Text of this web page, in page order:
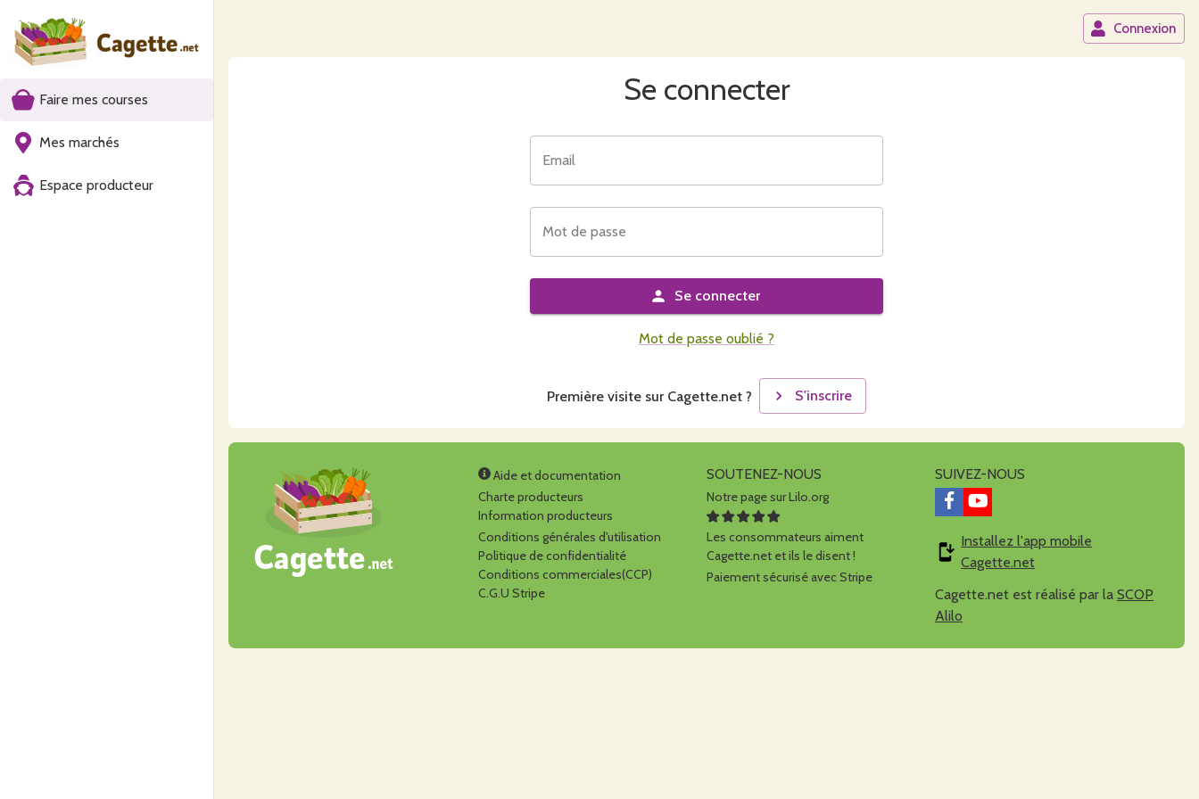
Faire mes courses
Mes marchés
Espace producteur
Connexion
Se connecter
Email
Mot de passe
Se connecter
Mot de passe oublié ?
Première visite sur Cagette.net ? S'inscrire
Aide et documentation
Charte producteurs
Information producteurs
Conditions générales d'utilisation
Politique de confidentialité
Conditions commerciales(CCP)
C.G.U Stripe
SOUTENEZ-NOUS
Notre page sur Lilo.org
Les consommateurs aiment
Cagette.net et ils le disent !
Paiement sécurisé avec Stripe
SUIVEZ-NOUS
Installez l'app mobile
Cagette.net
Cagette.net est réalisé par la SCOP
Alilo